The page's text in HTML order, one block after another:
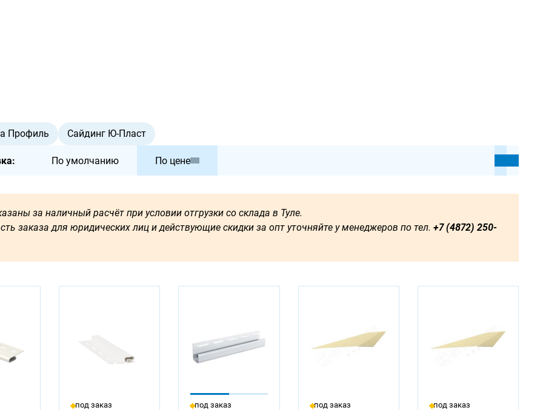
Профиль Сайдинг Ю-Пласт
По умолчанию По цене
за наличный расчёт при условии отгрузки со склада в Туле.
заказа для юридических лиц и действующие скидки за опт уточняйте у менеджеров по тел. +7 (4872) 250-
под заказ под заказ под заказ под заказ